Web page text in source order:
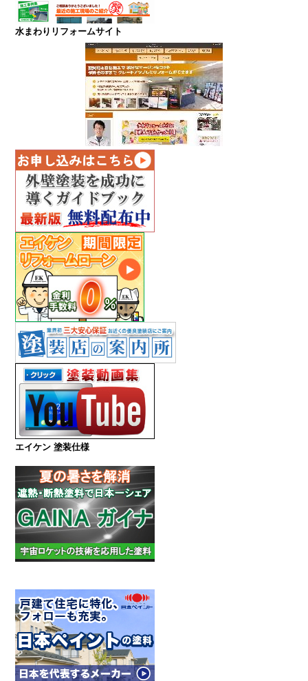
水まわりリフォームサイト
エイケン 塗装仕様